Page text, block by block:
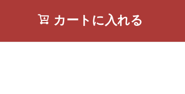
カートに入れる